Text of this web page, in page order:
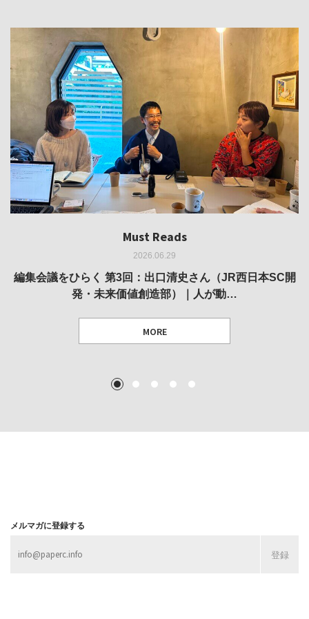
Must Reads
2026.06.29
編集会議をひらく 第3回：出口清史さん（JR西日本SC開
発・未来価値創造部）｜人が動…
MORE
Must Reads
2026.05.14
REVIEW｜果たして美術家・梅津庸一は、「大阪のゆかり
作家」となることができたのか…
Must Reads
2026.03.11
REPORT｜博覧会の残像
MORE
Must Reads
2026.02.25
REVIEW｜菊池聡太朗 個展「余りの風景」
MORE
Must Reads
2025.10.01
REVIEW｜生の存在証明としての線——「ライフライン」
展
1 2 3 4 5
メルマガに登録する